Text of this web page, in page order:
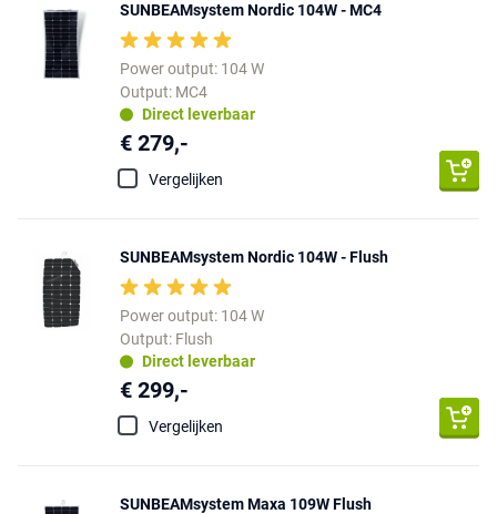
SUNBEAMsystem Nordic 104W - MC4
Power output: 104 W
Output: MC4
Direct leverbaar
€ 279,-
Vergelijken
SUNBEAMsystem Nordic 104W - Flush
Power output: 104 W
Output: Flush
Direct leverbaar
€ 299,-
Vergelijken
SUNBEAMsystem Maxa 109W Flush